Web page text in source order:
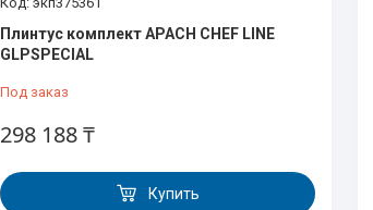
Плинтус комплект APACH CHEF LINE
GLPSPECIAL
Под заказ
298 188 ₸
Купить